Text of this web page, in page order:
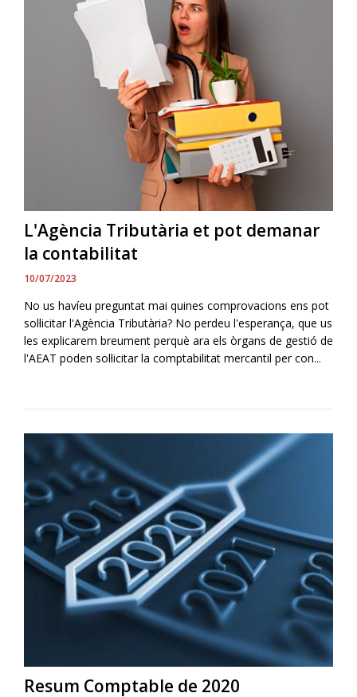
L'Agència Tributària et pot demanar
la contabilitat
10/07/2023
No us havíeu preguntat mai quines comprovacions ens pot
sol·licitar l'Agència Tributària? No perdeu l'esperança, que us
les explicarem breument perquè ara els òrgans de gestió de
l'AEAT poden sol·licitar la comptabilitat mercantil per con...
Resum Comptable de 2020